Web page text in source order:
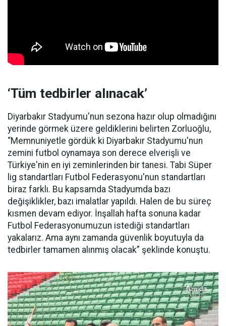
‘Tüm tedbirler alınacak’
Diyarbakır Stadyumu'nun sezona hazır olup olmadığını
yerinde görmek üzere geldiklerini belirten Zorluoğlu,
“Memnuniyetle gördük ki Diyarbakır Stadyumu'nun
zemini futbol oynamaya son derece elverişli ve
Türkiye'nin en iyi zeminlerinden bir tanesi. Tabi Süper
lig standartları Futbol Federasyonu'nun standartları
biraz farklı. Bu kapsamda Stadyumda bazı
değişiklikler, bazı imalatlar yapıldı. Halen de bu süreç
kısmen devam ediyor. İnşallah hafta sonuna kadar
Futbol Federasyonumuzun istediği standartları
yakalarız. Ama aynı zamanda güvenlik boyutuyla da
tedbirler tamamen alınmış olacak” şeklinde konuştu.